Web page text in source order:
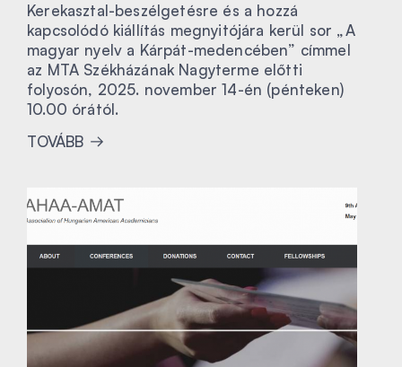
Kerekasztal-beszélgetésre és a hozzá
kapcsolódó kiállítás megnyitójára kerül sor „A
magyar nyelv a Kárpát-medencében” címmel
az MTA Székházának Nagyterme előtti
folyosón, 2025. november 14-én (pénteken)
10.00 órától.
TOVÁBB